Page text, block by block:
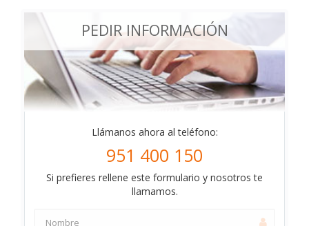
PEDIR INFORMACIÓN
Llámanos ahora al teléfono:
951 400 150
Si prefieres rellene este formulario y nosotros te
llamamos.